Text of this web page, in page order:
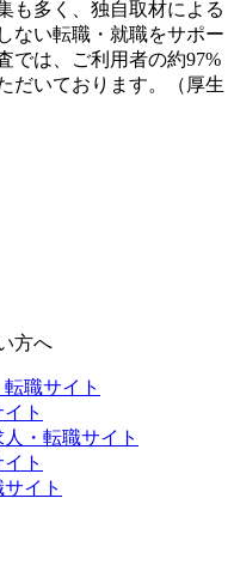
も多く、独自取材による
ない転職・就職をサポー
では、ご利用者の約97%
だいております。（厚生
方へ
職サイト
ト
・転職サイト
ト
イト